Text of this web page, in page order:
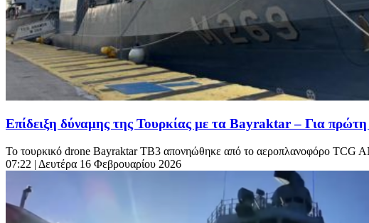
Επίδειξη δύναμης της Τουρκίας με τα Bayraktar – Για
Το τουρκικό drone Bayraktar TB3 απονηώθηκε από το αεροπλανοφόρο TCG
07:22 | Δευτέρα 16 Φεβρουαρίου 2026